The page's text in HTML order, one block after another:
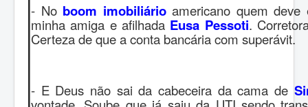
- No boom imobiliárioamericano quem deve
minha amiga e afilhada Eusa Pessoti.
Certeza de que a conta bancária com superávit.
- E Deus não sai da cabeceira da cama de